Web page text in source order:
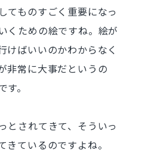
てものすごく重要になっ
くための絵ですね。絵が
けばいいのかわからなく
非常に大事だというの
。
とされてきて、そういっ
きているのですよね。